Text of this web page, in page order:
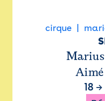
cirque
18 →